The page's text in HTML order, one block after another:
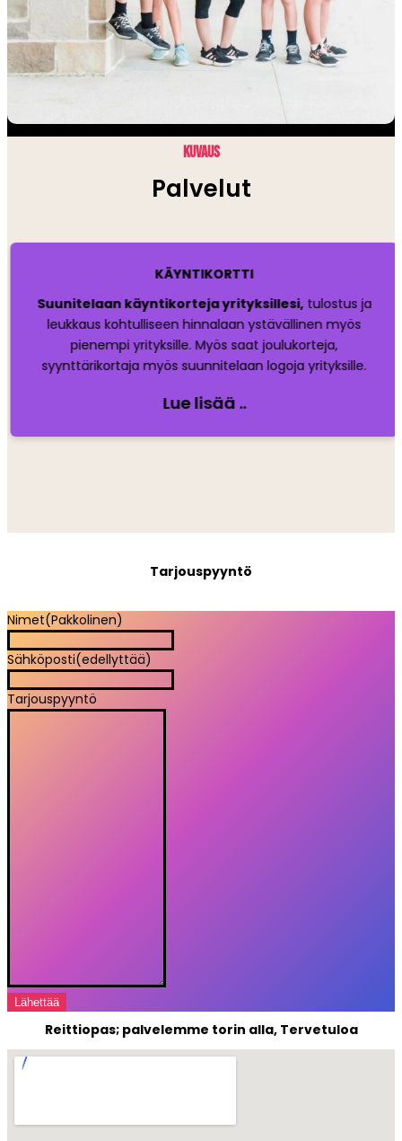
KUVAUS
Palvelut
KÄYNTIKORTTI
Suunitelaan käyntikorteja yrityksillesi,tulostus ja
leukkaus kohtulliseen hinnalaan ystävällinen myös
pienempi yrityksille. Myös saat joulukorteja,
syynttärikortaja myös suunnitelaan logoja yrityksille.
Lue lisää ..
Tarjouspyyntö
Nimet(Pakkolinen)
Sähköposti(edellyttää)
Tarjouspyyntö
Lähettää
Reittiopas; palvelemme torin alla, Tervetuloa